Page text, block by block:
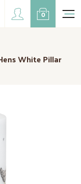
0
White Pillar